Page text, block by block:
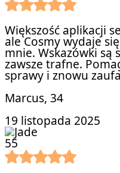
Większość aplikacji
ale Cosmy wydaje
mnie. Wskazówki są
zawsze trafne.
sprawy i znowu
Marcus, 34
19 listopada 2025
55